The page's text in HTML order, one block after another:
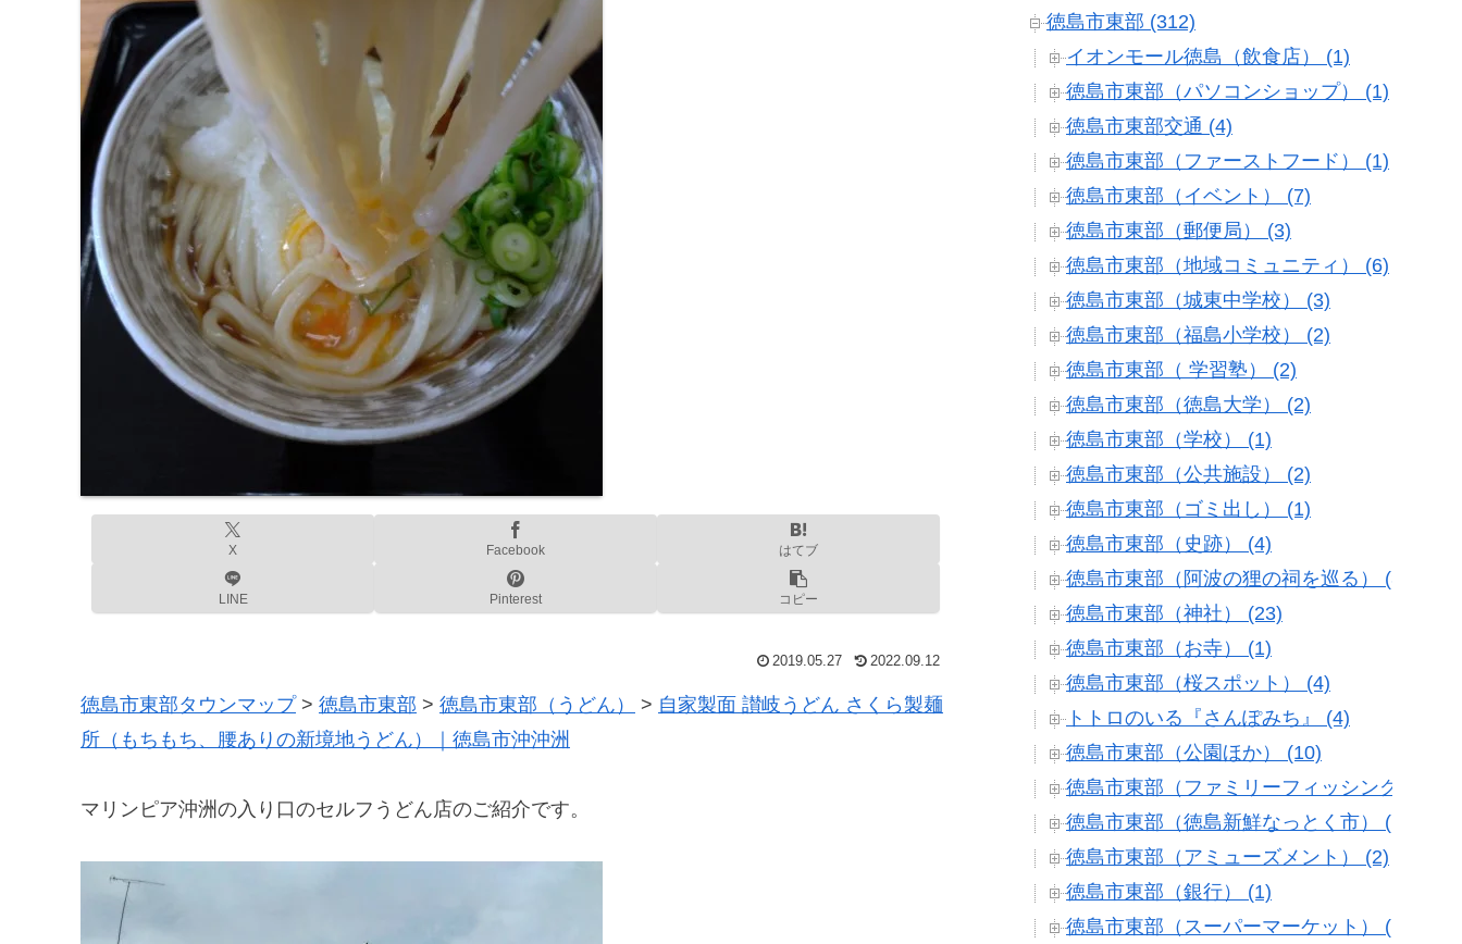
X Facebook はてブ
LINE Pinterest コピー
2019.05.27 2022.09.12
徳島市東部タウンマップ> 徳島市東部 > 徳島市東部（うどん） > 自家製面 讃岐うどん さくら製麺
所（もちもち、腰ありの新境地うどん）｜徳島市沖沖洲
マリンピア沖洲の入り口のセルフうどん店のご紹介です。
徳島市東部 (312)
イオンモール徳島（飲食店） (1)
徳島市東部（パソコンショップ） (1)
徳島市東部交通 (4)
徳島市東部（ファーストフード） (1)
徳島市東部（イベント） (7)
徳島市東部（郵便局） (3)
徳島市東部（地域コミュニティ） (6)
徳島市東部（城東中学校） (3)
徳島市東部（福島小学校） (2)
徳島市東部（ 学習塾） (2)
徳島市東部（徳島大学） (2)
徳島市東部（学校） (1)
徳島市東部（公共施設） (2)
徳島市東部（ゴミ出し） (1)
徳島市東部（史跡） (4)
徳島市東部（阿波の狸の祠を巡る） (3)
徳島市東部（神社） (23)
徳島市東部（お寺） (1)
徳島市東部（桜スポット） (4)
トトロのいる『さんぽみち』 (4)
徳島市東部（公園ほか） (10)
徳島市東部（ファミリーフィッシング） (9)
徳島市東部（徳島新鮮なっとく市） (10)
徳島市東部（アミューズメント） (2)
徳島市東部（銀行） (1)
徳島市東部（スーパーマーケット） (17)